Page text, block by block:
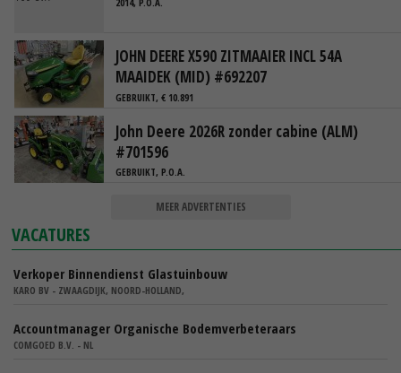
JOHN DEERE X590 ZITMAAIER INCL 54A
MAAIDEK (MID) #692207
GEBRUIKT, € 10.891
John Deere 2026R zonder cabine (ALM)
#701596
GEBRUIKT, P.O.A.
MEER ADVERTENTIES
VACATURES
Verkoper Binnendienst Glastuinbouw
KARO BV - ZWAAGDIJK, NOORD-HOLLAND,
Accountmanager Organische Bodemverbeteraars
COMGOED B.V. - NL